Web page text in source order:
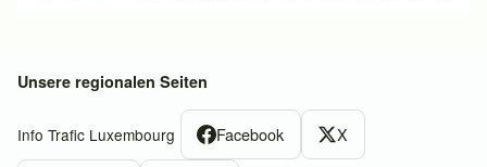
Unsere regionalen Seiten
Info Trafic Luxembourg Facebook X